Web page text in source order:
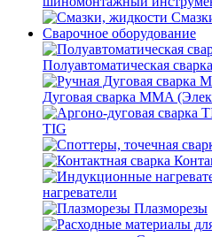
Сварочное оборудование
Полуавтоматическая
Дуговая сварка MMA
TIG
нагреватели
Плазморезы